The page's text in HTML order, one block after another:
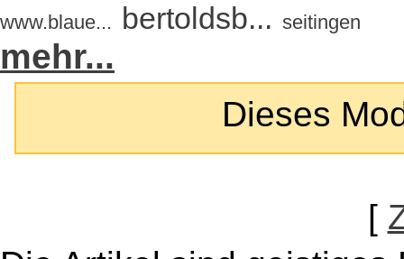
www.blaue... bertoldsb... seitingen
mehr...
Dieses
[